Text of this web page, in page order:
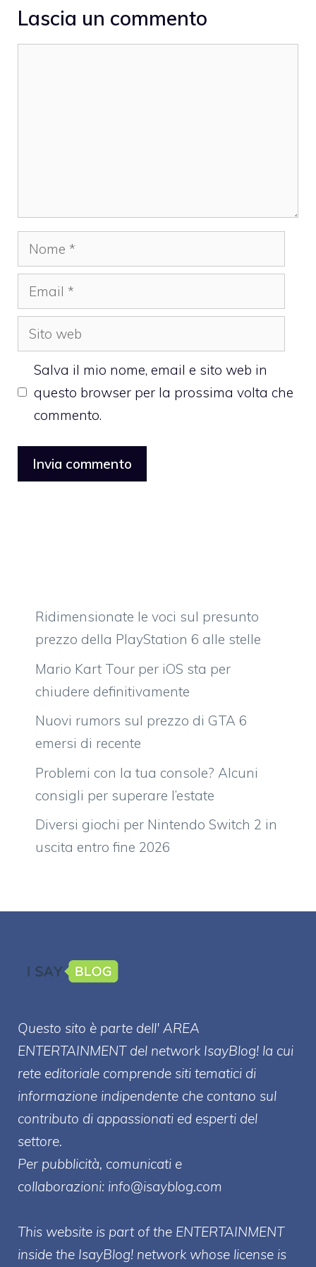
Lascia un commento
Nome
Email
Sito
web
Salva il mio nome, email e sito web in
questo browser per la prossima volta che
commento.
Ridimensionate le voci sul presunto
prezzo della PlayStation 6 alle stelle
Mario Kart Tour per iOS sta per
chiudere definitivamente
Nuovi rumors sul prezzo di GTA 6
emersi di recente
Problemi con la tua console? Alcuni
consigli per superare l’estate
Diversi giochi per Nintendo Switch 2 in
uscita entro fine 2026
Questo sito è parte dell' AREA
ENTERTAINMENT del network IsayBlog! la cui
rete editoriale comprende siti tematici di
informazione indipendente che contano sul
contributo di appassionati ed esperti del
settore.
Per pubblicità, comunicati e
collaborazioni: info@isayblog.com
This website is part of the ENTERTAINMENT
inside the IsayBlog! network whose license is